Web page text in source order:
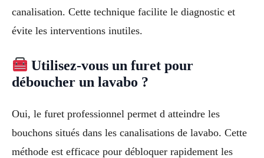
canalisation. Cette technique facilite le diagnostic et
évite les interventions inutiles.
Utilisez-vous un furet pour
déboucher un lavabo ?
Oui, le furet professionnel permet d atteindre les
bouchons situés dans les canalisations de lavabo. Cette
méthode est efficace pour débloquer rapidement les